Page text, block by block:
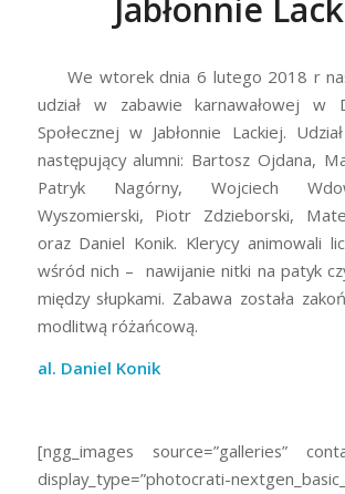
Jabłonnie
We wtorek dnia 6 lutego 2018 r
udział w zabawie karnawałowej w
Społecznej w Jabłonnie Lackiej.
następujący alumni: Bartosz Ojdana,
Patryk Nagórny, Wojciech
Wyszomierski, Piotr Zdzieborski,
oraz Daniel Konik. Klerycy animowali
wśród nich – nawijanie nitki na patyk
między słupkami. Zabawa została
modlitwą różańcową.
al. Daniel Konik
[ngg_images source=”galleries”
display_type=”photocrati-